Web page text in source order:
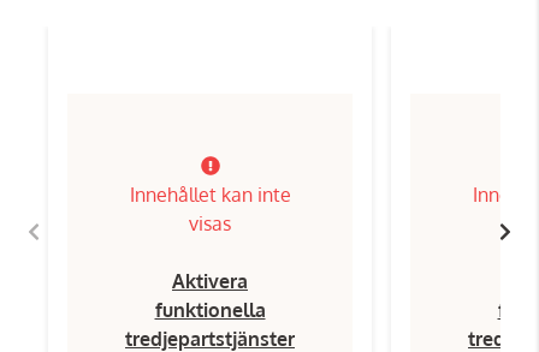
Innehållet kan inte
visas
Aktivera
funktionella
tredjepartstjänster